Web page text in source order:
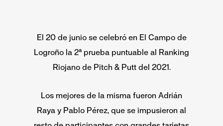
El 20 de junio se celebró en El Campo de
Logroño la 2ª prueba puntuable al Ranking
Riojano de Pitch & Putt del 2021.
Los mejores de la misma fueron Adrián
Raya y Pablo Pérez, que se impusieron al